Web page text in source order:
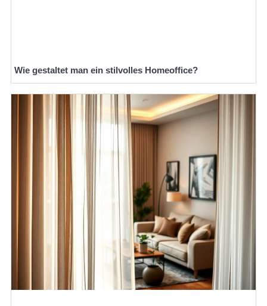
Wie gestaltet man ein stilvolles Homeoffice?